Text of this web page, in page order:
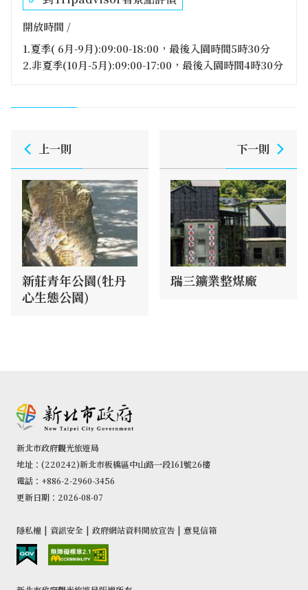
開放時間 /
1.夏季( 6月-9月):09:00-18:00，最後入園時間5時30分
2.非夏季(10月-5月):09:00-17:00，最後入園時間4時30分
上一則
新莊青年公園(牡丹
心生態公園)
下一則
瑞三鑛業整煤廠
新北市政府觀光旅遊局
地址：(220242)新北市板橋區中山路一段161號26樓
電話：+886-2-2960-3456
更新日期：2026-08-07
隱私權 | 資訊安全 | 政府網站資料開放宣告 | 意見信箱